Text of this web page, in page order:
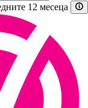
12 месеца